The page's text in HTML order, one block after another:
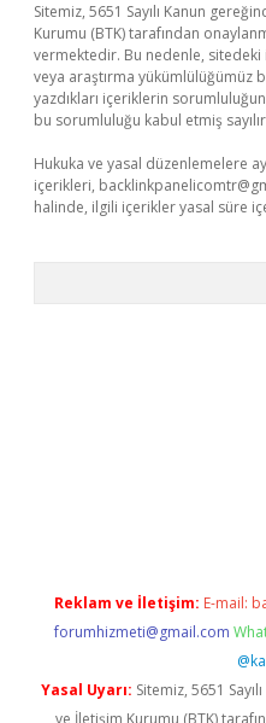
Sitemiz, 5651 Sayılı Kanun
Kurumu (BTK) tarafından
vermektedir. Bu nedenle,
veya araştırma yükümlülüğümüz
yazdıkları içeriklerin
bu sorumluluğu kabul etmiş
Hukuka ve yasal düzenlemelere
içerikleri,
halinde, ilgili içerikler yasal süre
Reklam ve İletişim: E-mail:
forumhizmeti@gmail.com
Yasal Uyarı: Sitemiz, 5651
ve İletişim Kurumu (BTK)